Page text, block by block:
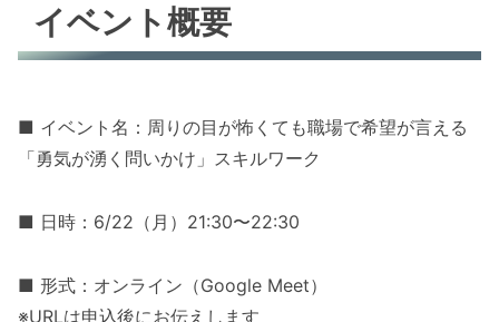
イベント概要
■ イベント名：周りの目が怖くても職場で希望が言える
「勇気が湧く問いかけ」スキルワーク
■ 日時：6/22（月）21:30〜22:30
■ 形式：オンライン（Google Meet）
※URLは申込後にお伝えします